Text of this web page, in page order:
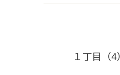
１丁目（4）